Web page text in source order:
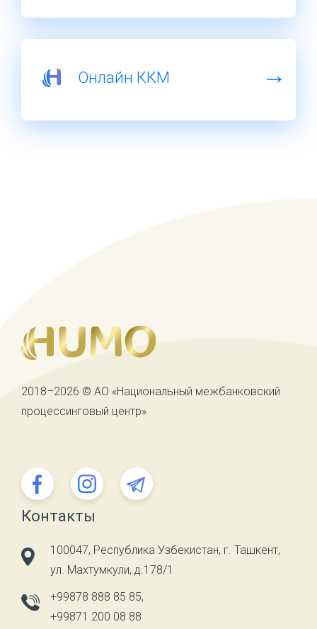
Онлайн ККМ
2018–2026 © АО «Национальный межбанковский
процессинговый центр»
Контакты
100047, Республика Узбекистан, г. Ташкент,
ул. Махтумкули, д.178/1
+99878 888 85 85,
+99871 200 08 88